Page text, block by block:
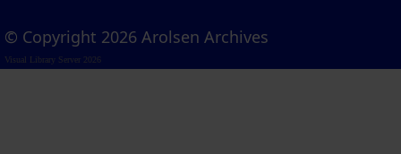
© Copyright 2026 Arolsen Archives
Visual Library Server 2026